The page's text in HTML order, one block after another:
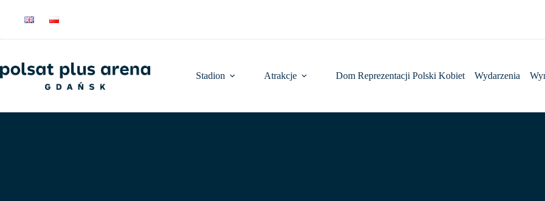
Stadion Atrakcje Dom Reprezentacji Polski Kobiet Wydarzenia